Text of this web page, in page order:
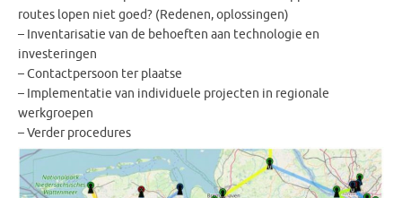
routes lopen niet goed? (Redenen, oplossingen)
– Inventarisatie van de behoeften aan technologie en
investeringen
– Contactpersoon ter plaatse
– Implementatie van individuele projecten in regionale
werkgroepen
– Verder procedures